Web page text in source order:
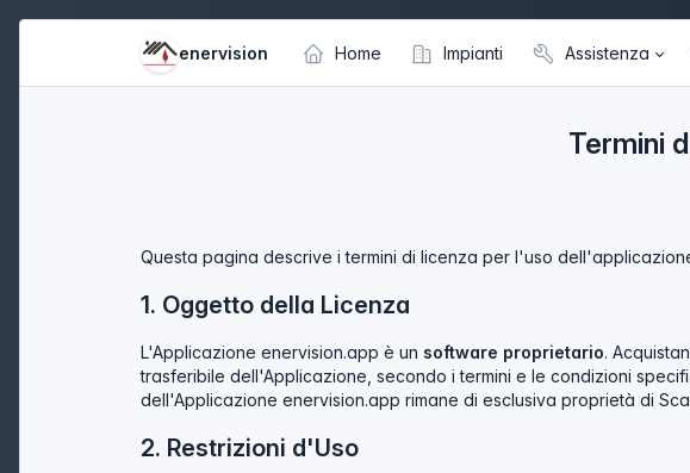
enervision Home Impianti Assistenza
Termini
Questa pagina descrive i termini di licenza per l'uso
1. Oggetto della Licenza
L'Applicazione enervision.app è un software proprietario.
trasferibile dell'Applicazione, secondo i termini e le condizioni
dell'Applicazione enervision.app rimane di esclusiva proprietà di
2. Restrizioni d'Uso